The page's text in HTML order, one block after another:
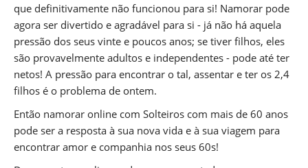
que definitivamente não funcionou para si! Namorar pode
agora ser divertido e agradável para si - já não há aquela
pressão dos seus vinte e poucos anos; se tiver filhos, eles
são provavelmente adultos e independentes - pode até ter
netos! A pressão para encontrar o tal, assentar e ter os 2,4
filhos é o problema de ontem.
Então namorar online com Solteiros com mais de 60 anos
pode ser a resposta à sua nova vida e à sua viagem para
encontrar amor e companhia nos seus 60s!